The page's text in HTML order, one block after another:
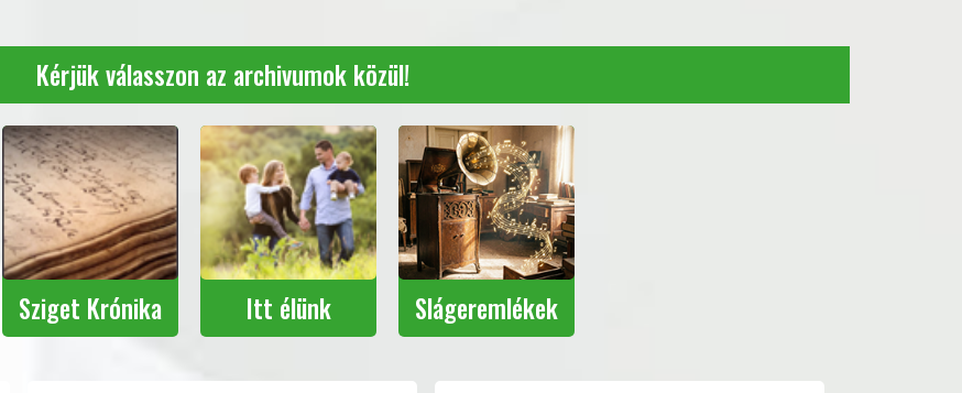
Kérjük válasszon az archivumok közül!
Sziget Krónika Itt élünk Slágeremlékek